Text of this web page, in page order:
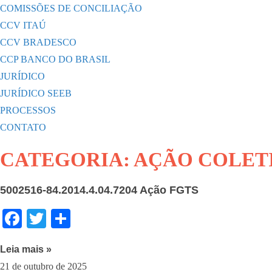
COMISSÕES DE CONCILIAÇÃO
CCV ITAÚ
CCV BRADESCO
CCP BANCO DO BRASIL
JURÍDICO
JURÍDICO SEEB
PROCESSOS
CONTATO
CATEGORIA: AÇÃO
5002516-84.2014.4.04.7204 Ação FGTS
Fa
bo
T
tte re
Leia mais »
21 de outubro de 2025